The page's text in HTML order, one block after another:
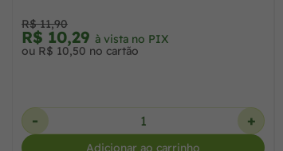
R$ 11,90
R$ 10,29 à vista no PIX
ou R$ 10,50 no cartão
- +
Adicionar ao carrinho